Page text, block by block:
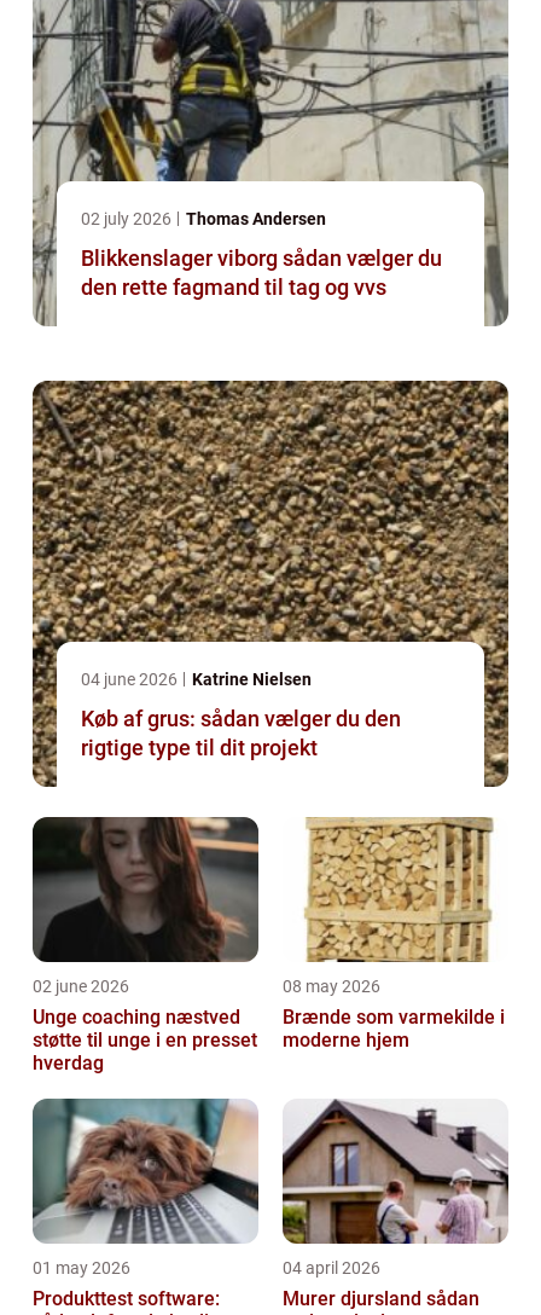
02 july 2026 Thomas Andersen
Blikkenslager viborg sådan vælger du
den rette fagmand til tag og vvs
04 june 2026 Katrine Nielsen
Køb af grus: sådan vælger du den
rigtige type til dit projekt
02 june 2026
Unge coaching næstved
støtte til unge i en presset
hverdag
08 may 2026
Brænde som varmekilde i
moderne hjem
01 may 2026
Produkttest software:
04 april 2026
Murer djursland sådan